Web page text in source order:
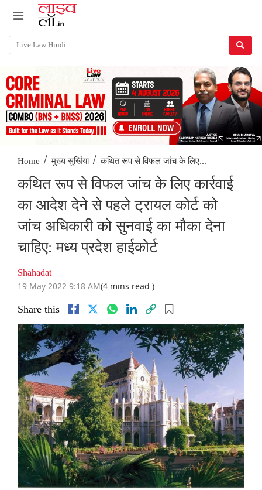
Home / मुख्य सुर्खियां / कथित रूप से विफल जांच के लिए...
कथित रूप से विफल जांच के लिए कार्रवाई
का आदेश देने से पहले ट्रायल कोर्ट को
जांच अधिकारी को सुनवाई का मौका देना
चाहिए: मध्य प्रदेश हाईकोर्ट
Shahadat
19 May 2022 9:18 AM(4 mins read )
Share this